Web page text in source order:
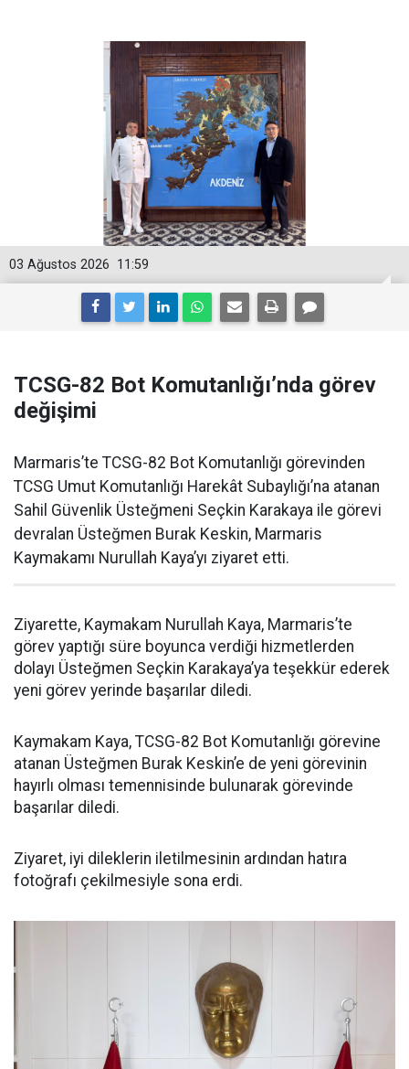
11:59
03 Ağustos 2026
TCSG-82 Bot Komutanlığı’nda görev
değişimi
Marmaris’te TCSG-82 Bot Komutanlığı görevinden
TCSG Umut Komutanlığı Harekât Subaylığı’na atanan
Sahil Güvenlik Üsteğmeni Seçkin Karakaya ile görevi
devralan Üsteğmen Burak Keskin, Marmaris
Kaymakamı Nurullah Kaya’yı ziyaret etti.
Ziyarette, Kaymakam Nurullah Kaya, Marmaris’te
görev yaptığı süre boyunca verdiği hizmetlerden
dolayı Üsteğmen Seçkin Karakaya’ya teşekkür ederek
yeni görev yerinde başarılar diledi.
Kaymakam Kaya, TCSG-82 Bot Komutanlığı görevine
atanan Üsteğmen Burak Keskin’e de yeni görevinin
hayırlı olması temennisinde bulunarak görevinde
başarılar diledi.
Ziyaret, iyi dileklerin iletilmesinin ardından hatıra
fotoğrafı çekilmesiyle sona erdi.